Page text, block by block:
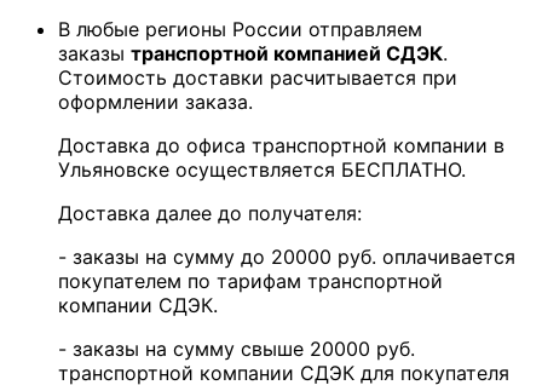
В любые регионы России отправляем
заказы транспортной компанией СДЭК.
Стоимость доставки расчитывается при
оформлении заказа.
Доставка до офиса транспортной компании в
Ульяновске осуществляется БЕСПЛАТНО.
Доставка далее до получателя:
- заказы на сумму до 20000 руб. оплачивается
покупателем по тарифам транспортной
компании СДЭК.
- заказы на сумму свыше 20000 руб.
транспортной компании СДЭК для покупателя